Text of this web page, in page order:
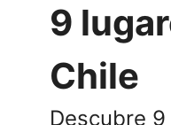
9
Chile
Descubre